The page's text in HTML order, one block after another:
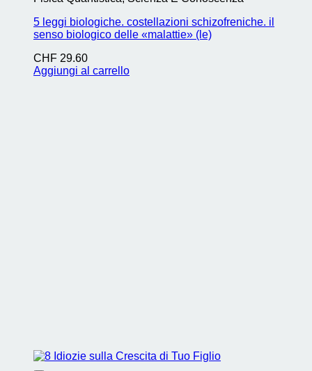
5 leggi biologiche. costellazioni schizofreniche. il
senso biologico delle «malattie» (le)
CHF 29.60
Aggiungi al carrello